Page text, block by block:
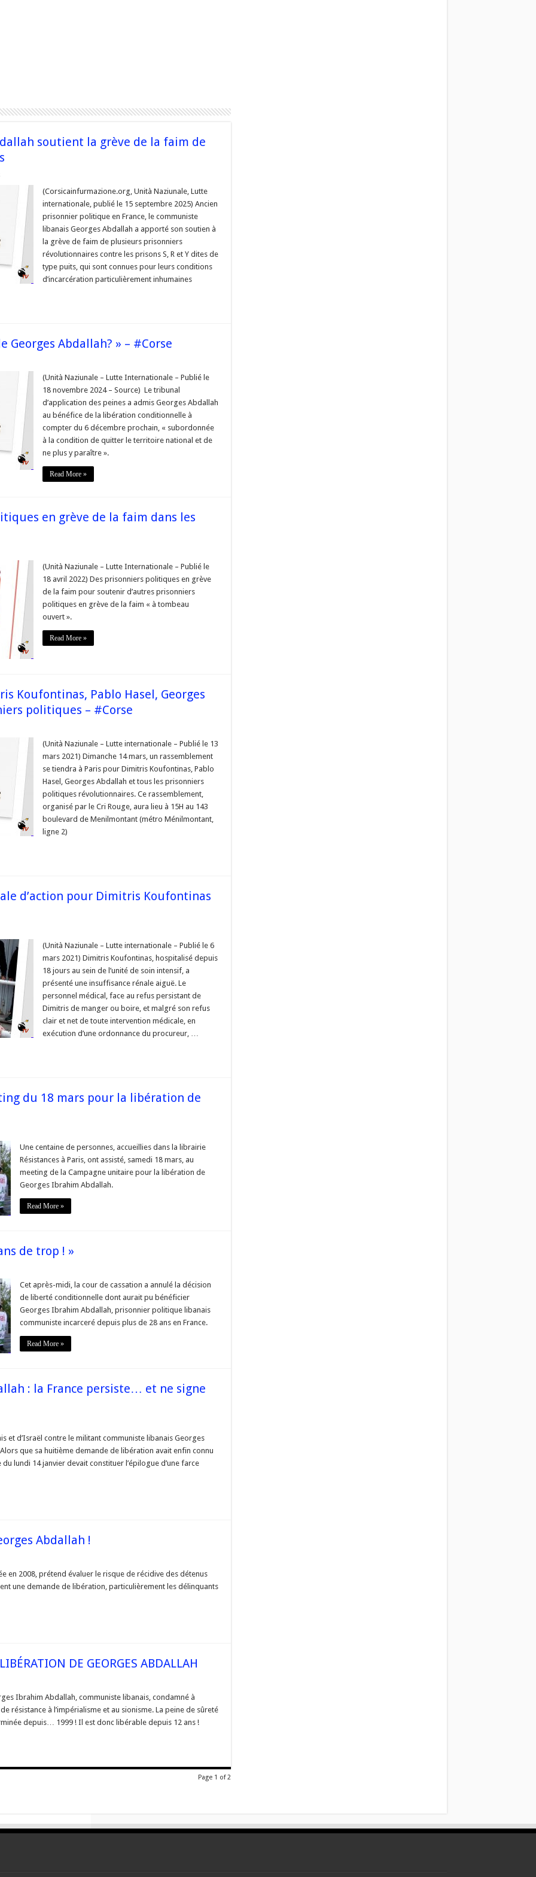
soutient la grève de la faim de
sur
Abdallah
faim
révolutionnaires
(Corsicainfurmazione.org, Unità Naziunale, Lutte
internationale, publié le 15 septembre 2025) Ancien
prisonnier politique en France, le communiste
libanais Georges Abdallah a apporté son soutien à
la grève de faim de plusieurs prisonniers
révolutionnaires contre les prisons S, R et Y dites de
type puits, qui sont connues pour leurs conditions
d’incarcération particulièrement inhumaines
Georges Abdallah? » – #Corse
libération
»
(Unità Naziunale – Lutte Internationale – Publié le
18 novembre 2024 – Source) Le tribunal
d’application des peines a admis Georges Abdallah
au bénéfice de la libération conditionnelle à
compter du 6 décembre prochain, « subordonnée
à la condition de quitter le territoire national et de
ne plus y paraître ».
Read More »
en grève de la faim dans les
(Unità Naziunale – Lutte Internationale – Publié le
18 avril 2022) Des prisonniers politiques en grève
de la faim pour soutenir d’autres prisonniers
politiques en grève de la faim « à tombeau
ouvert ».
Read More »
Koufontinas, Pablo Hasel, Georges
politiques – #Corse
(Unità Naziunale – Lutte internationale – Publié le 13
mars 2021) Dimanche 14 mars, un rassemblement
se tiendra à Paris pour Dimitris Koufontinas, Pablo
Hasel, Georges Abdallah et tous les prisonniers
politiques révolutionnaires. Ce rassemblement,
organisé par le Cri Rouge, aura lieu à 15H au 143
boulevard de Menilmontant (métro Ménilmontant,
ligne 2)
d’action pour Dimitris Koufontinas
(Unità Naziunale – Lutte internationale – Publié le 6
mars 2021) Dimitris Koufontinas, hospitalisé depuis
18 jours au sein de l’unité de soin intensif, a
présenté une insuffisance rénale aiguë. Le
personnel médical, face au refus persistant de
Dimitris de manger ou boire, et malgré son refus
clair et net de toute intervention médicale, en
exécution d’une ordonnance du procureur, …
du 18 mars pour la libération de
Une centaine de personnes, accueillies dans la librairie
Résistances à Paris, ont assisté, samedi 18 mars, au
meeting de la Campagne unitaire pour la libération de
Georges Ibrahim Abdallah.
Read More »
de trop ! »
Cet après-midi, la cour de cassation a annulé la décision
de liberté conditionnelle dont aurait pu bénéficier
Georges Ibrahim Abdallah, prisonnier politique libanais
communiste incarceré depuis plus de 28 ans en France.
Read More »
: la France persiste… et ne signe
et d’Israël contre le militant communiste libanais Georges
que sa huitième demande de libération avait enfin connu
lundi 14 janvier devait constituer l’épilogue d’une farce
Abdallah !
en 2008, prétend évaluer le risque de récidive des détenus
une demande de libération, particulièrement les délinquants
DE GEORGES ABDALLAH
LA
Ibrahim Abdallah, communiste libanais, condamné à
résistance à l’impérialisme et au sionisme. La peine de sûreté
depuis… 1999 ! Il est donc libérable depuis 12 ans !
Page 1 of 2